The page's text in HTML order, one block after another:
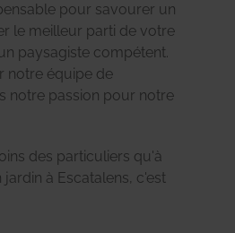
pour savourer un
le meilleur parti de votre
paysagiste compétent.
notre équipe de
notre passion pour notre
des particuliers qu'à
à Escatalens, c'est